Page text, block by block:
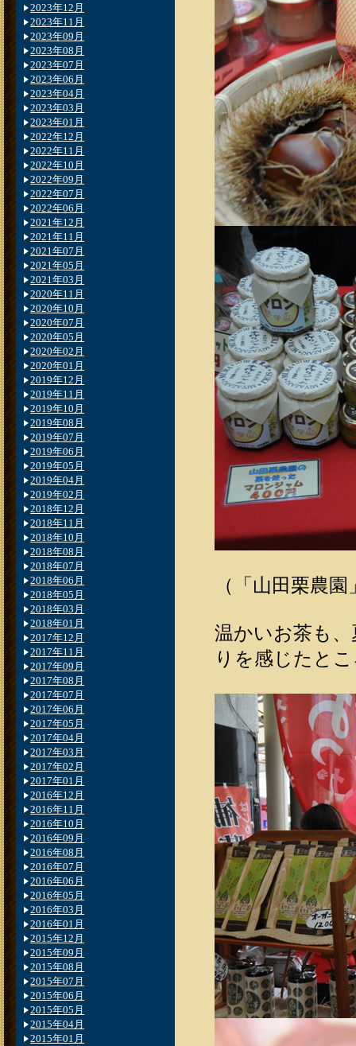
（「山田栗農
温かいお茶も
りを感じたと
2023年12月
2023年11月
2023年09月
2023年08月
2023年07月
2023年06月
2023年04月
2023年03月
2023年01月
2022年12月
2022年11月
2022年10月
2022年09月
2022年07月
2022年06月
2021年12月
2021年11月
2021年07月
2021年05月
2021年03月
2020年11月
2020年10月
2020年07月
2020年05月
2020年02月
2020年01月
2019年12月
2019年11月
2019年10月
2019年08月
2019年07月
2019年06月
2019年05月
2019年04月
2019年02月
2018年12月
2018年11月
2018年10月
2018年08月
2018年07月
2018年06月
2018年05月
2018年03月
2018年01月
2017年12月
2017年11月
2017年09月
2017年08月
2017年07月
2017年06月
2017年05月
2017年04月
2017年03月
2017年02月
2017年01月
2016年12月
2016年11月
2016年10月
2016年09月
2016年08月
2016年07月
2016年06月
2016年05月
2016年03月
2016年01月
2015年12月
2015年09月
2015年08月
2015年07月
2015年06月
2015年05月
2015年04月
2015年01月